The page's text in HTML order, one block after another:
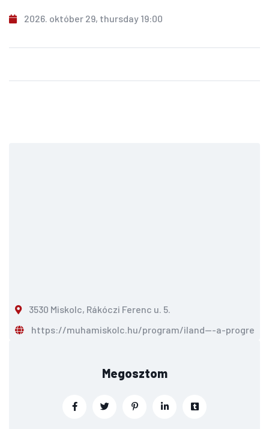
2026. október 29, thursday 19:00
3530 Miskolc, Rákóczi Ferenc u. 5.
https://muhamiskolc.hu/program/iland---a-
Megosztom